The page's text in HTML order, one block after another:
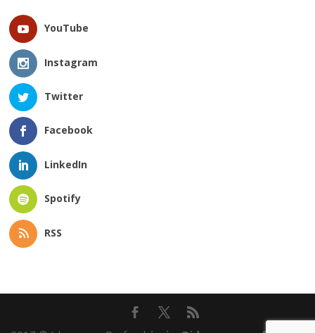
YouTube
Instagram
Twitter
Facebook
LinkedIn
Spotify
RSS